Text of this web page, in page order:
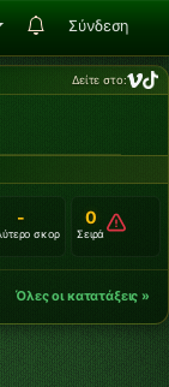
Σύνδεση
Δείτε στο:
-
σκορ
0
Σειρά
Όλες οι κατατάξεις »